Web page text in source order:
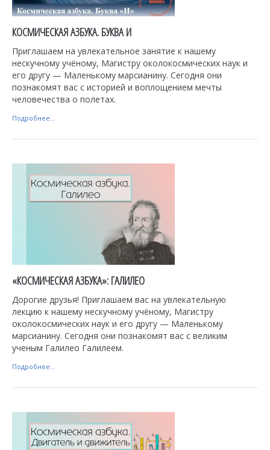
КОСМИЧЕСКАЯ АЗБУКА. БУКВА И
Приглашаем на увлекательное занятие к нашему
нескучному учёному, Магистру околокосмических наук и
его другу — Маленькому марсианину. Сегодня они
познакомят вас с историей и воплощением мечты
человечества о полетах.
Подробнее...
«КОСМИЧЕСКАЯ АЗБУКА»: ГАЛИЛЕО
Дорогие друзья! Приглашаем вас на увлекательную
лекцию к нашему нескучному учёному, Магистру
околокосмических наук и его другу — Маленькому
марсианину. Сегодня они познакомят вас с великим
ученым Галилео Галилеем.
Подробнее...